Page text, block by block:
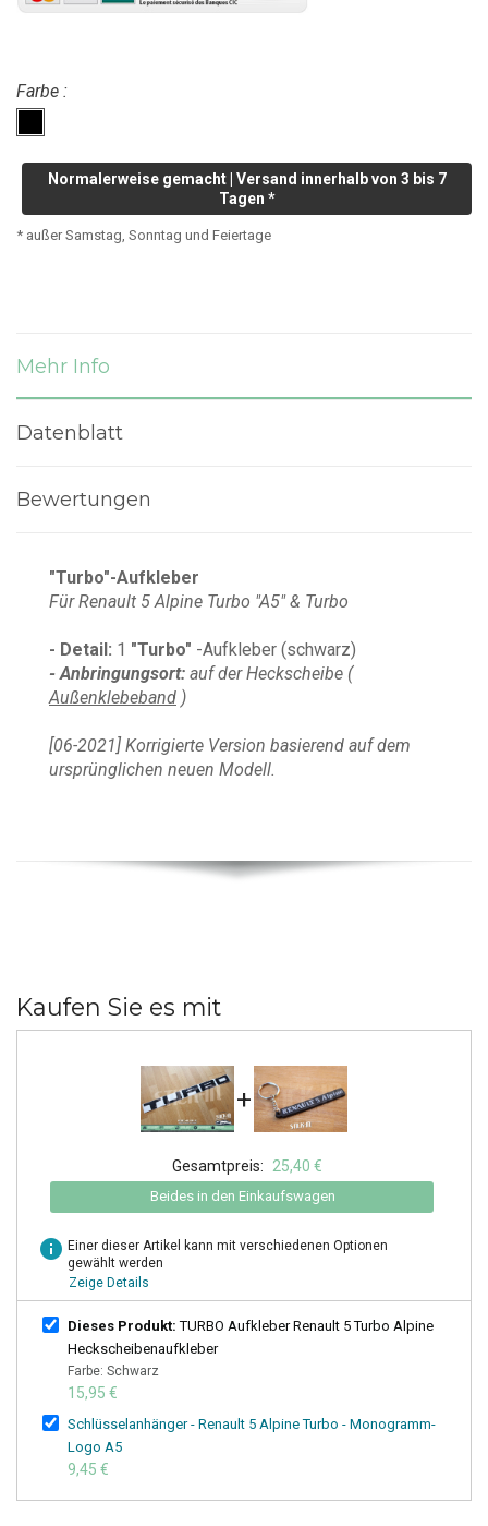
Farbe :
Normalerweise gemacht | Versand innerhalb von 3 bis 7
Tagen *
* außer Samstag, Sonntag und Feiertage
Mehr Info
Datenblatt
Bewertungen
"Turbo"-Aufkleber
Für Renault 5 Alpine Turbo "A5" & Turbo
- Detail: 1 "Turbo" -Aufkleber (schwarz)
- Anbringungsort: auf der Heckscheibe (
Außenklebeband )
[06-2021] Korrigierte Version basierend auf dem
ursprünglichen neuen Modell.
Kaufen Sie es mit
+
Gesamtpreis: 25,40 €
Beides in den Einkaufswagen
info Einer dieser Artikel kann mit verschiedenen Optionen
gewählt werden
Zeige Details
Dieses Produkt: TURBO Aufkleber Renault 5 Turbo Alpine
Heckscheibenaufkleber
Farbe: Schwarz
15,95 €
Schlüsselanhänger - Renault 5 Alpine Turbo - Monogramm-
Logo A5
9,45 €